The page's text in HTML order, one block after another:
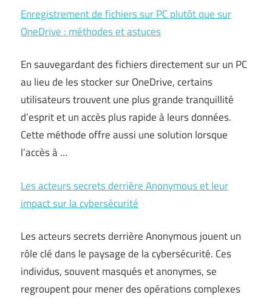
Enregistrement de fichiers sur PC plutôt que sur
OneDrive : méthodes et astuces
En sauvegardant des fichiers directement sur un PC
au lieu de les stocker sur OneDrive, certains
utilisateurs trouvent une plus grande tranquillité
d’esprit et un accès plus rapide à leurs données.
Cette méthode offre aussi une solution lorsque
l’accès à …
Les acteurs secrets derrière Anonymous et leur
impact sur la cybersécurité
Les acteurs secrets derrière Anonymous jouent un
rôle clé dans le paysage de la cybersécurité. Ces
individus, souvent masqués et anonymes, se
regroupent pour mener des opérations complexes